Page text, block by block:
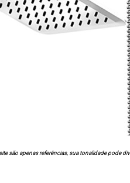
são apenas referências, sua tonalidade pode